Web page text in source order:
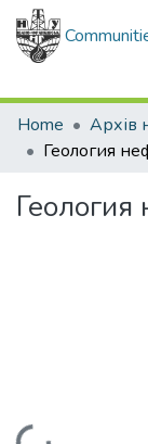
Home
Геология
Геология